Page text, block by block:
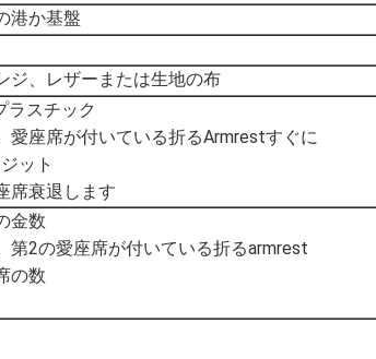
港か基盤
ジ、レザーまたは生地の布
ラスチック
愛座席が付いている折るArmrestすぐに
ット
席衰退します
金数
第2の愛座席が付いている折るarmrest
の数